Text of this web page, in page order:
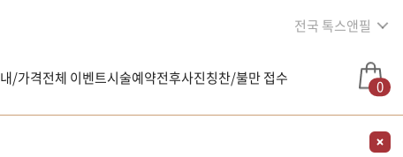
전국 톡스앤필
/가격전체 이벤트시술예약전후사진칭찬/불만 접수 0